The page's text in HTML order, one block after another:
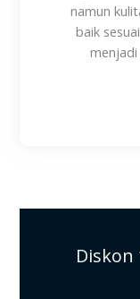
namun
baik
menjadi
Diskon